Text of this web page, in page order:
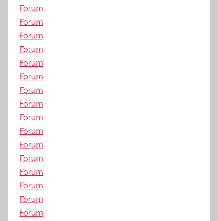
Forum
Forum
Forum
Forum
Forum
Forum
Forum
Forum
Forum
Forum
Forum
Forum
Forum
Forum
Forum
Forum